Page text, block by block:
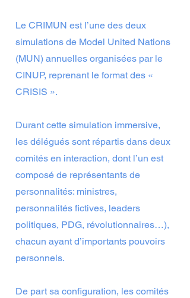
Le CRIMUN est l’une des deux
simulations de Model United Nations
(MUN) annuelles organisées par le
CINUP, reprenant le format des «
CRISIS ».
Durant cette simulation immersive,
les délégués sont répartis dans deux
comités en interaction, dont l’un est
composé de représentants de
personnalités: ministres,
personnalités fictives, leaders
politiques, PDG, révolutionnaires…),
chacun ayant d’importants pouvoirs
personnels.
De part sa configuration, les comités